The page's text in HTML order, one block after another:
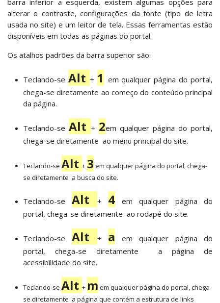
barra inferior a esquerda, existem algumas opções para
alterar o contraste, configurações da fonte (tipo de letra
usada no site) e um leitor de tela. Essas ferramentas estão
disponíveis em todas as páginas do portal.
Os atalhos padrões da barra superior são:
Teclando-se Alt + 1 em qualquer página do portal,
chega-se diretamente ao começo do conteúdo principal
da página.
Teclando-se Alt + 2em qualquer página do portal,
chega-se diretamente ao menu principal do site.
Teclando-se Alt + 3 em qualquer página do portal, chega-
se diretamente a busca do site.
Teclando-seAlt + 4 em qualquer página do
portal, chega-se diretamente ao rodapé do site.
Teclando-seAlt + a em qualquer página do
portal, chega-se diretamente a página de
acessibilidade do site.
Teclando-se Alt + m em qualquer página do portal, chega-
se diretamente a página que contém a estrutura de links